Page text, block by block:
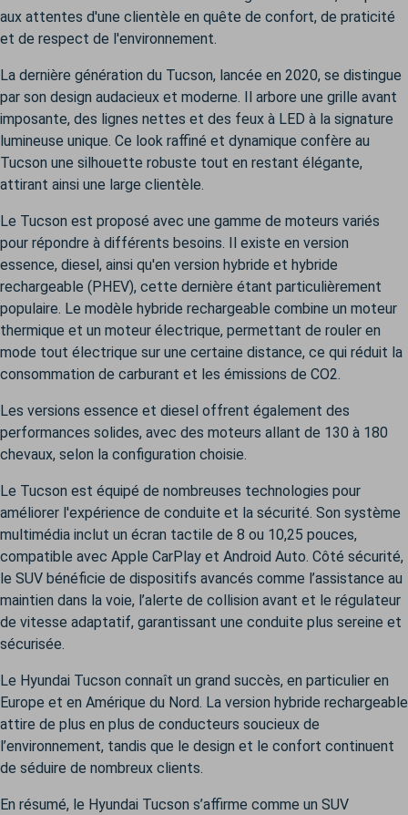
aux attentes d'une clientèle en quête de confort, de praticité
et de respect de l'environnement.
La dernière génération du Tucson, lancée en 2020, se distingue
par son design audacieux et moderne. Il arbore une grille avant
imposante, des lignes nettes et des feux à LED à la signature
lumineuse unique. Ce look raffiné et dynamique confère au
Tucson une silhouette robuste tout en restant élégante,
attirant ainsi une large clientèle.
Le Tucson est proposé avec une gamme de moteurs variés
pour répondre à différents besoins. Il existe en version
essence, diesel, ainsi qu'en version hybride et hybride
rechargeable (PHEV), cette dernière étant particulièrement
populaire. Le modèle hybride rechargeable combine un moteur
thermique et un moteur électrique, permettant de rouler en
mode tout électrique sur une certaine distance, ce qui réduit la
consommation de carburant et les émissions de CO2.
Les versions essence et diesel offrent également des
performances solides, avec des moteurs allant de 130 à 180
chevaux, selon la configuration choisie.
Le Tucson est équipé de nombreuses technologies pour
améliorer l'expérience de conduite et la sécurité. Son système
multimédia inclut un écran tactile de 8 ou 10,25 pouces,
compatible avec Apple CarPlay et Android Auto. Côté sécurité,
le SUV bénéficie de dispositifs avancés comme l’assistance au
maintien dans la voie, l’alerte de collision avant et le régulateur
de vitesse adaptatif, garantissant une conduite plus sereine et
sécurisée.
Le Hyundai Tucson connaît un grand succès, en particulier en
Europe et en Amérique du Nord. La version hybride rechargeable
attire de plus en plus de conducteurs soucieux de
l’environnement, tandis que le design et le confort continuent
de séduire de nombreux clients.
En résumé, le Hyundai Tucson s’affirme comme un SUV